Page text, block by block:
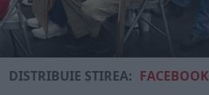
DISTRIBUIE ȘTIREA: FACEBOOK